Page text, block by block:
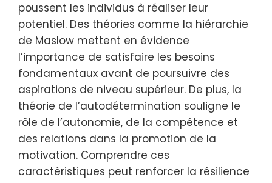
poussent les individus à réaliser leur
potentiel. Des théories comme la hiérarchie
de Maslow mettent en évidence
l’importance de satisfaire les besoins
fondamentaux avant de poursuivre des
aspirations de niveau supérieur. De plus, la
théorie de l’autodétermination souligne le
rôle de l’autonomie, de la compétence et
des relations dans la promotion de la
motivation. Comprendre ces
caractéristiques peut renforcer la résilience